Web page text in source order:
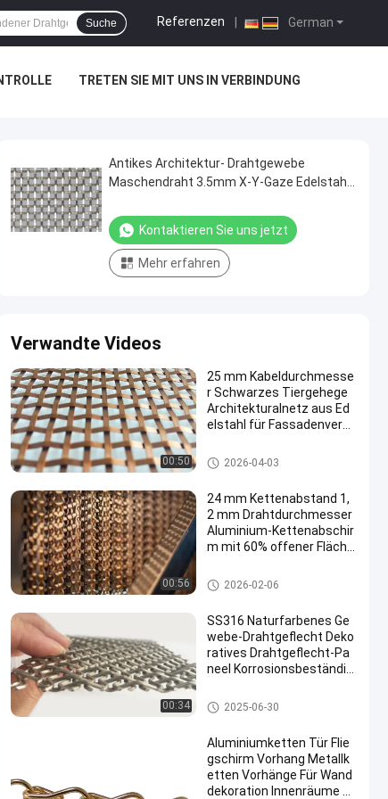
German
Referenzen
Suche
TRETEN SIE MIT UNS IN VERBINDUNG
Antikes Architektur- Drahtgewebe
Maschendraht 3.5mm X-Y-Gaze Edelstahl-
Kontaktieren Sie uns jetzt
Mehr erfahren
Verwandte Videos
00:50
25 mm Kabeldurchmesse
r Schwarzes Tiergehege
Architekturalnetz aus Ed
elstahl für Fassadenverkl
tur
Edelstahl-Architekturmasche
2026-04-03
00:56
24 mm Kettenabstand 1,
2 mm Drahtdurchmesser
Aluminium-Kettenabschir
m mit 60% offener Fläche
gen
Aluminiumkettenfliegengitter
2026-02-06
00:34
SS316 Naturfarbenes Ge
webe-Drahtgeflecht Deko
ratives Drahtgeflecht-Pa
neel Korrosionsbeständig
Architekturdrahtgewebe-Masc
hendraht
2025-06-30
Aluminiumketten Tür Flie
gschirm Vorhang Metallk
etten Vorhänge Für Wand
dekoration Innenräume Tr